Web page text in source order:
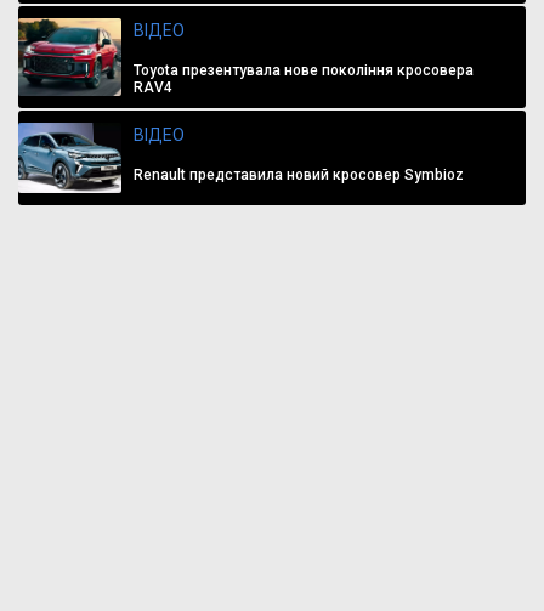
ВІДЕО
Toyota презентувала нове покоління кросовера
RAV4
ВІДЕО
Renault представила новий кросовер Symbioz